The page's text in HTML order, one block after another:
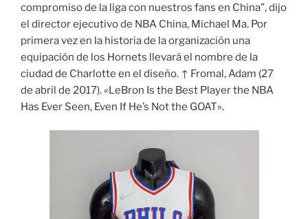
compromiso de la liga con nuestros fans en China”, dijo
el director ejecutivo de NBA China, Michael Ma. Por
primera vez en la historia de la organización una
equipación de los Hornets llevará el nombre de la
ciudad de Charlotte en el diseño. ↑ Fromal, Adam (27
de abril de 2017). «LeBron Is the Best Player the NBA
Has Ever Seen, Even If He’s Not the GOAT».